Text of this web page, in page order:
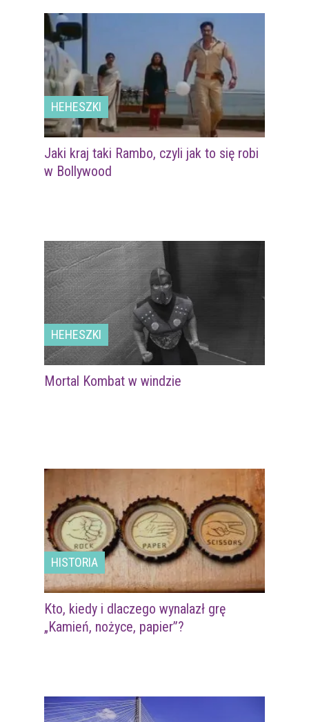
HEHESZKI
Jaki kraj taki Rambo, czyli jak to się robi
w Bollywood
HEHESZKI
Mortal Kombat w windzie
HISTORIA
Kto, kiedy i dlaczego wynalazł grę
„Kamień, nożyce, papier”?